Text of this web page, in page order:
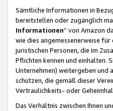
Sämtliche Informationen in
bereitstellen oder zugänglich
Informationen“ von Amazon
wie dies angemessenerweise
juristischen Personen, die im
Pflichten kennen und einhalten.
Unternehmen) weitergeben und
schützen, die gemäß dieser
Vertraulichkeits- oder
Das Verhältnis zwischen Ihnen